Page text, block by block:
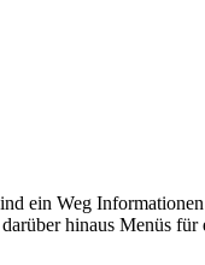
ein Weg
hinaus Menüs für